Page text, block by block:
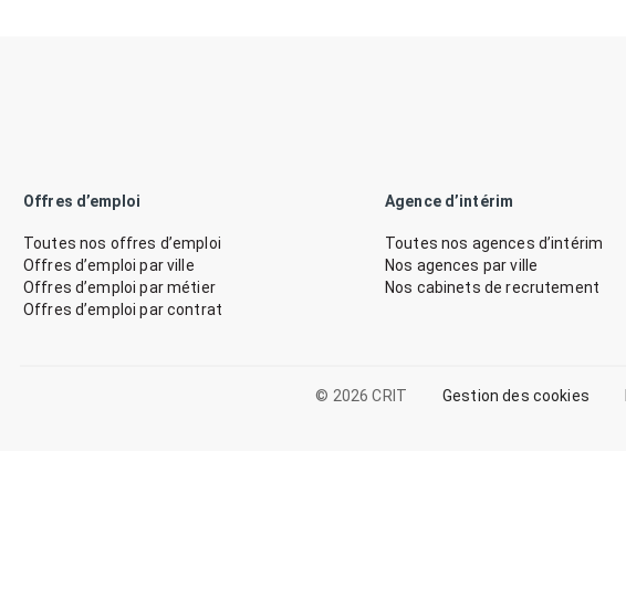
Offres d’emploi
Toutes nos offres d’emploi
Offres d’emploi par ville
Offres d’emploi par métier
Offres d’emploi par contrat
Agence d’intérim
Toutes nos agences d’intérim
Nos agences par ville
Nos cabinets de recrutement
© 2026 CRIT Gestion des cookies